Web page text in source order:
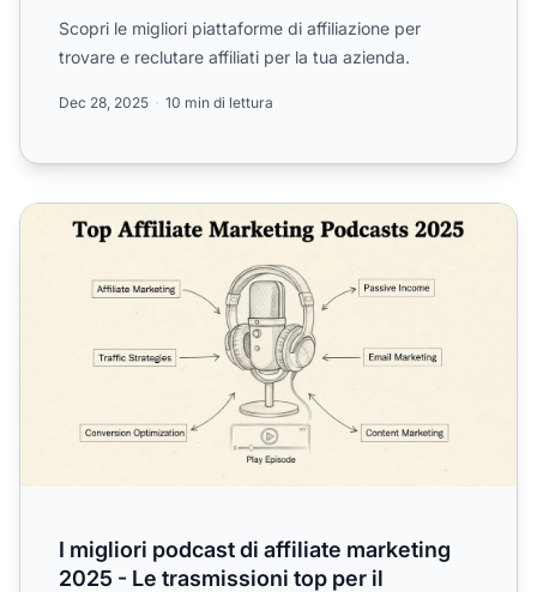
Scopri le migliori piattaforme di affiliazione per
trovare e reclutare affiliati per la tua azienda.
Dec 28, 2025 10 min di lettura
I migliori podcast di affiliate marketing 2025 - Le
I migliori podcast di affiliate marketing
2025 - Le trasmissioni top per il